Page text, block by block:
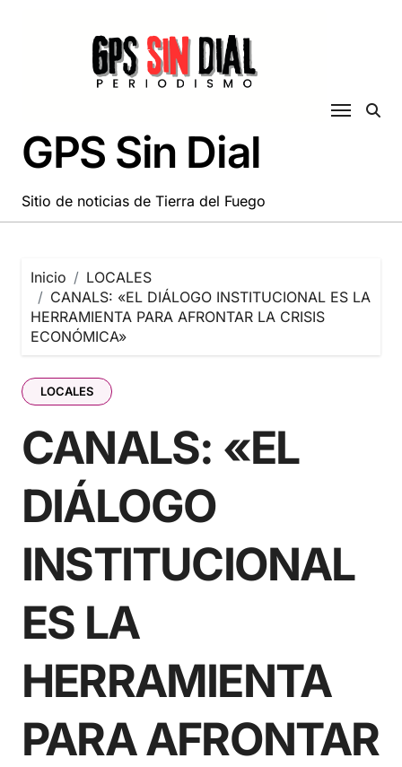
GPS Sin Dial
Sitio de noticias de Tierra del Fuego
Inicio
LOCALES
CANALS: «EL DIÁLOGO INSTITUCIONAL ES LA
HERRAMIENTA PARA AFRONTAR LA CRISIS
ECONÓMICA»
LOCALES
CANALS: «EL
DIÁLOGO
INSTITUCIONAL
ES LA
HERRAMIENTA
PARA AFRONTAR